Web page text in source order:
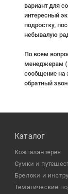
вариант для
интересный
подростку,
небывалую
По всем
менеджерам
сообщение на
обратный
Каталог
кожгалантерея
сумки и
брелоки и
тематические